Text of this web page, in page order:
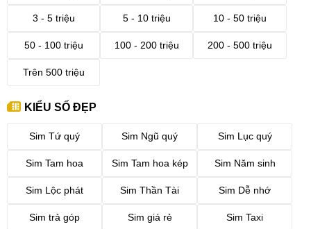
3 - 5 triệu 5 - 10 triệu 10 - 50 triệu
50 - 100 triệu 100 - 200 triệu 200 - 500 triệu
Trên 500 triệu
KIỂU SỐ ĐẸP
Sim Tứ quý Sim Ngũ quý Sim Lục quý
Sim Tam hoa Sim Tam hoa kép Sim Năm sinh
Sim Lộc phát Sim Thần Tài Sim Dễ nhớ
Sim trả góp Sim giá rẻ Sim Taxi